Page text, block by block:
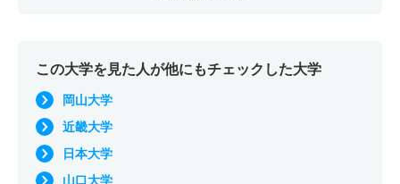
この大学を見た人が他にもチェックした大学
岡山大学
近畿大学
日本大学
山口大学